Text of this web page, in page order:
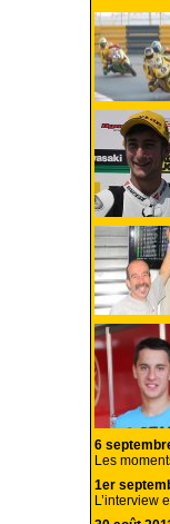
6
Les
1er
L’interview